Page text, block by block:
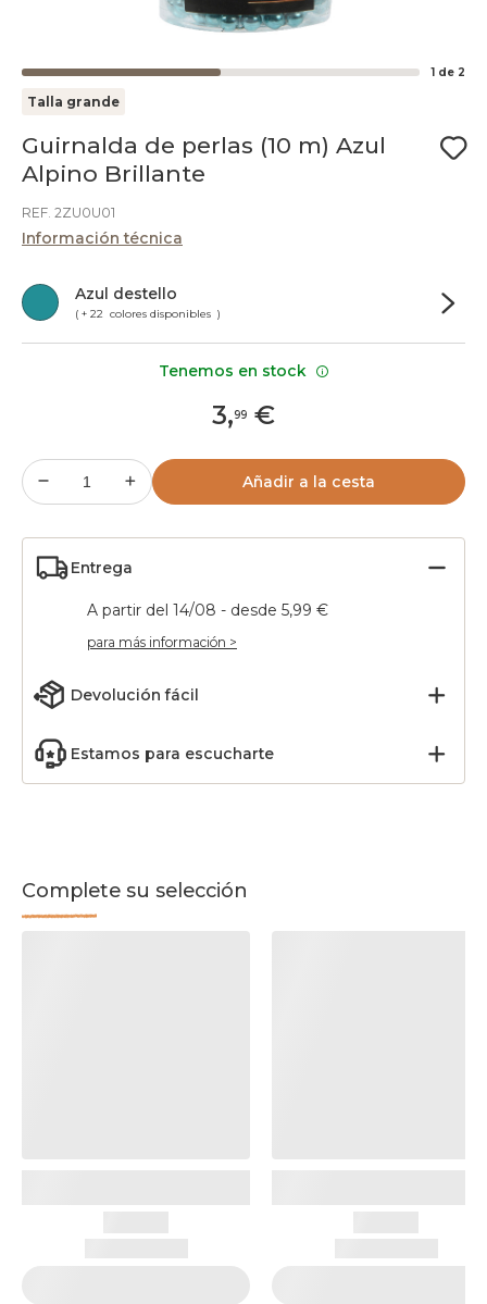
1 de 2
Talla grande
Guirnalda de perlas (10 m) Azul
Alpino Brillante
REF. 2ZU0U01
Información técnica
Azul destello
( + 22 colores disponibles )
3,99 €
Añadir a la cesta
Entrega
A partir del 14/08 - desde 5,99 €
para más información >
Devolución fácil
Estamos para escucharte
Complete su selección